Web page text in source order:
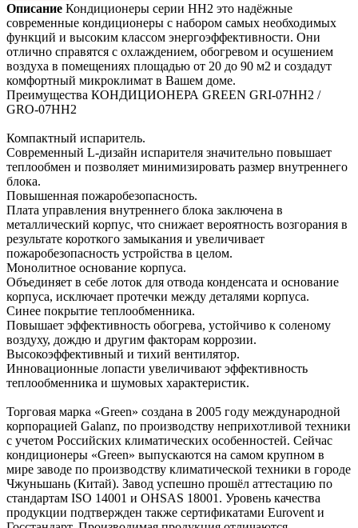
Описание Кондиционеры серии HH2 это надёжные
современные кондиционеры с набором самых необходимых
функций и высоким классом энергоэффективности. Они
отлично справятся с охлаждением, обогревом и осушением
воздуха в помещениях площадью от 20 до 90 м2 и создадут
комфортный микроклимат в Вашем доме.
Преимущества КОНДИЦИОНЕРА GREEN GRI-07HH2 /
GRO-07HH2
Компактный испаритель.
Современный L-дизайн испарителя значительно повышает
теплообмен и позволяет минимизировать размер внутреннего
блока.
Повышенная пожаробезопасность.
Плата управления внутреннего блока заключена в
металлический корпус, что снижает вероятность возгорания в
результате короткого замыкания и увеличивает
пожаробезопасность устройства в целом.
Монолитное основание корпуса.
Объединяет в себе лоток для отвода конденсата и основание
корпуса, исключает протечки между деталями корпуса.
Синее покрытие теплообменника.
Повышает эффективность обогрева, устойчиво к соленому
воздуху, дождю и другим факторам коррозии.
Высокоэффективный и тихий вентилятор.
Инновационные лопасти увеличивают эффективность
теплообменника и шумовых характеристик.
Торговая марка «Green» создана в 2005 году международной
корпорацией Galanz, по производству неприхотливой техники
с учетом Российских климатических особенностей. Сейчас
кондиционеры «Green» выпускаются на самом крупном в
мире заводе по производству климатической техники в городе
Чжуньшань (Китай). Завод успешно прошёл аттестацию по
стандартам ISO 14001 и OHSAS 18001. Уровень качества
продукции подтвержден также сертификатами Eurovent и